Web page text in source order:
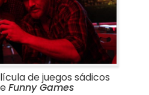
de juegos sádicos
Funny Games